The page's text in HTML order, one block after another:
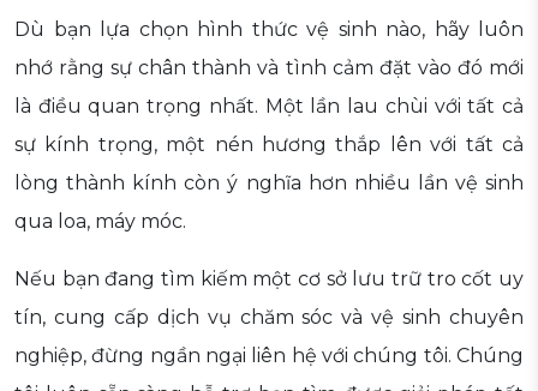
Dù bạn lựa chọn hình thức vệ sinh nào, hãy luôn
nhớ rằng sự chân thành và tình cảm đặt vào đó mới
là điều quan trọng nhất. Một lần lau chùi với tất cả
sự kính trọng, một nén hương thắp lên với tất cả
lòng thành kính còn ý nghĩa hơn nhiều lần vệ sinh
qua loa, máy móc.
Nếu bạn đang tìm kiếm một cơ sở lưu trữ tro cốt uy
tín, cung cấp dịch vụ chăm sóc và vệ sinh chuyên
nghiệp, đừng ngần ngại liên hệ với chúng tôi. Chúng